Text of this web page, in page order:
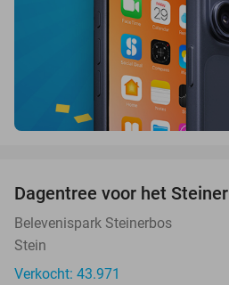
Dagentree voor het
Belevenispark Steinerbos
Stein
Verkocht: 43.971